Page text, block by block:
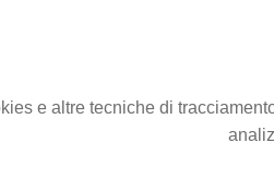
e altre tecniche di